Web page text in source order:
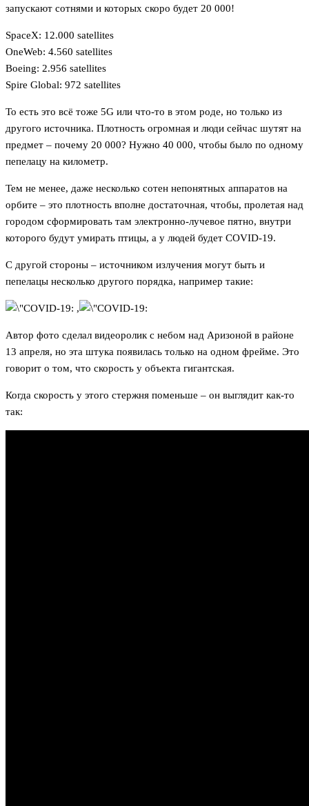
запускают сотнями и которых скоро будет 20 000!
SpaceX: 12.000 satellites
OneWeb: 4.560 satellites
Boeing: 2.956 satellites
Spire Global: 972 satellites
То есть это всё тоже 5G или что-то в этом роде, но только из
другого источника. Плотность огромная и люди сейчас шутят на
предмет – почему 20 000? Нужно 40 000, чтобы было по одному
пепелацу на километр.
Тем не менее, даже несколько сотен непонятных аппаратов на
орбите – это плотность вполне достаточная, чтобы, пролетая над
городом сформировать там электронно-лучевое пятно, внутри
которого будут умирать птицы, а у людей будет COVID-19.
С другой стороны – источником излучения могут быть и
пепелацы несколько другого порядка, например такие:
,
Автор фото сделал видеоролик с небом над Аризоной в районе
13 апреля, но эта штука появилась только на одном фрейме. Это
говорит о том, что скорость у объекта гигантская.
Когда скорость у этого стержня поменьше – он выглядит как-то
так: